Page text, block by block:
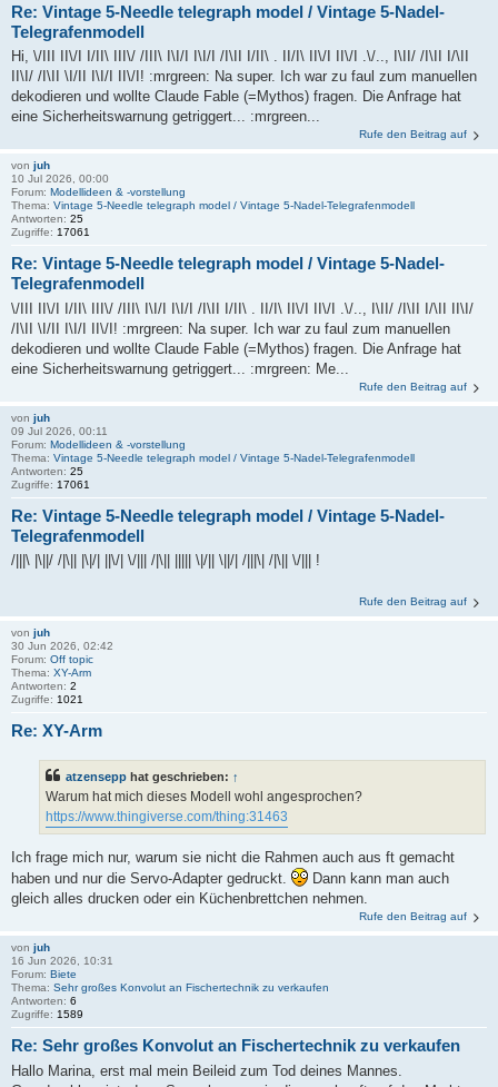
Re: Vintage 5-Needle telegraph model / Vintage 5-Nadel-
Telegrafenmodell
Hi, \/III II\/I I/II\ III\/ /III\ I\I/I I\I/I /I\II I/II\ . II/I\ II\/I II\/I .\/.., I\II/ /I\II I/\II
II\I/ /I\II \I/II I\I/I II\/I! :mrgreen: Na super. Ich war zu faul zum manuellen
dekodieren und wollte Claude Fable (=Mythos) fragen. Die Anfrage hat
eine Sicherheitswarnung getriggert... :mrgreen...
Rufe den Beitrag auf
von juh
10 Jul 2026, 00:00
Forum: Modellideen & -vorstellung
Thema: Vintage 5-Needle telegraph model / Vintage 5-Nadel-Telegrafenmodell
Antworten: 25
Zugriffe: 17061
Re: Vintage 5-Needle telegraph model / Vintage 5-Nadel-
Telegrafenmodell
\/III II\/I I/II\ III\/ /III\ I\I/I I\I/I /I\II I/II\ . II/I\ II\/I II\/I .\/.., I\II/ /I\II I/\II II\I/
/I\II \I/II I\I/I II\/I! :mrgreen: Na super. Ich war zu faul zum manuellen
dekodieren und wollte Claude Fable (=Mythos) fragen. Die Anfrage hat
eine Sicherheitswarnung getriggert... :mrgreen: Me...
Rufe den Beitrag auf
von juh
09 Jul 2026, 00:11
Forum: Modellideen & -vorstellung
Thema: Vintage 5-Needle telegraph model / Vintage 5-Nadel-Telegrafenmodell
Antworten: 25
Zugriffe: 17061
Re: Vintage 5-Needle telegraph model / Vintage 5-Nadel-
Telegrafenmodell
/|||\ |\||/ /|\|| |\|/| ||\/| \/||| /|\|| ||||| \|/|| \||/| /|||\| /|\|| \/||| !
Rufe den Beitrag auf
von juh
30 Jun 2026, 02:42
Forum: Off topic
Thema: XY-Arm
Antworten: 2
Zugriffe: 1021
Re: XY-Arm
atzensepp hat geschrieben: ↑
Warum hat mich dieses Modell wohl angesprochen?
https://www.thingiverse.com/thing:31463
Ich frage mich nur, warum sie nicht die Rahmen auch aus ft gemacht
haben und nur die Servo-Adapter gedruckt.
Dann kann man auch
gleich alles drucken oder ein Küchenbrettchen nehmen.
Rufe den Beitrag auf
von juh
16 Jun 2026, 10:31
Forum: Biete
Thema: Sehr großes Konvolut an Fischertechnik zu verkaufen
Antworten: 6
Zugriffe: 1589
Re: Sehr großes Konvolut an Fischertechnik zu verkaufen
Hallo Marina, erst mal mein Beileid zum Tod deines Mannes.